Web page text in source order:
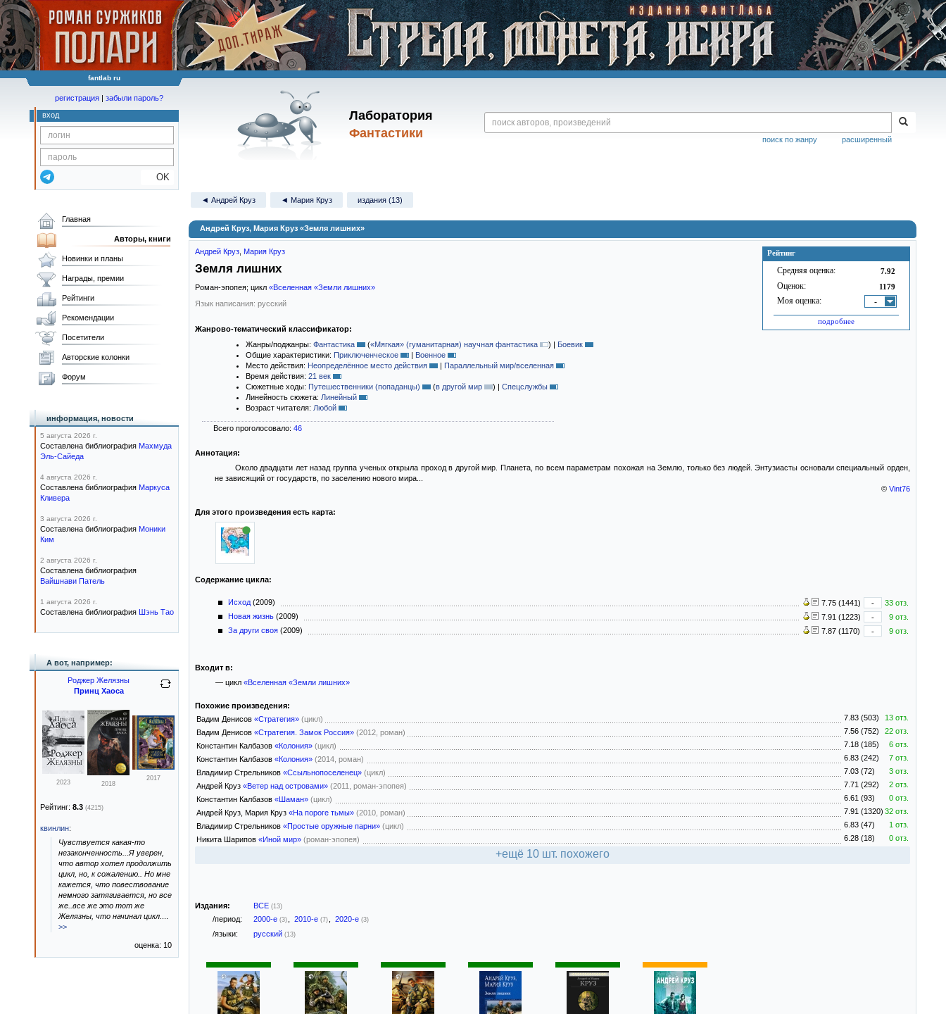
fantlab ru
Лаборатория
Фантастики
расширенный
поиск по жанру
регистрация | забыли пароль?
вход
OK
◄ Андрей Круз ◄ Мария Круз издания (13)
Андрей Круз, Мария Круз «Земля лишних»
Рейтинг
Средняя оценка: 7.92
Оценок: 1179
Моя оценка: -
подробнее
Андрей Круз Мария Круз
Земля лишних
Роман-эпопея; цикл «Вселенная «Земли лишних»
Язык написания: русский
Жанрово-тематический классификатор:
Жанры/поджанры: Фантастика («Мягкая» (гуманитарная) научная фантастика ) | Боевик
Общие характеристики: Приключенческое | Военное
Место действия: Неопределённое место действия | Параллельный мир/вселенная
Время действия: 21 век
Сюжетные ходы: Путешественники (попаданцы) (в другой мир ) | Спецслужбы
Линейность сюжета: Линейный
Возраст читателя: Любой
Всего проголосовало: 46
Аннотация:
Около двадцати лет назад группа ученых открыла проход в другой мир. Планета, по всем параметрам похожая на Землю, только без людей. Энтузиасты основали специальный орден,
не зависящий от государств, по заселению нового мира...
© Vint76
Для этого произведения есть карта:
Содержание цикла:
Исход (2009) 7.75 (1441) -
33 отз.
Новая жизнь (2009) 7.91 (1223) -
9 отз.
За други своя (2009) 7.87 (1170) - 9 отз.
Входит в:
— цикл «Вселенная «Земли лишних»
Похожие произведения:
Вадим Денисов «Стратегия» (цикл) 7.83 (503)
13 отз.
Вадим Денисов «Стратегия. Замок Россия» (2012, роман) 7.56 (752)
22 отз.
Константин Калбазов «Колония» (цикл) 7.18 (185)
6 отз.
Константин Калбазов «Колония» (2014, роман) 6.83 (242)
7 отз.
Владимир Стрельников «Ссыльнопоселенец» (цикл) 7.03 (72)
3 отз.
Андрей Круз «Ветер над островами» (2011, роман-эпопея) 7.71 (292)
2 отз.
Константин Калбазов «Шаман» (цикл) 6.61 (93)
0 отз.
Андрей Круз, Мария Круз «На пороге тьмы» (2010, роман) 7.91 (1320) 32 отз.
Владимир Стрельников «Простые оружные парни» (цикл) 6.83 (47)
1 отз.
Никита Шарипов «Иной мир» (роман-эпопея) 6.28 (18) 0 отз.
+ещё 10 шт. похожего
Издания: ВСЕ (13)
/период: 2000-е (3) 2010-е (7) 2020-е (3)
/языки: русский (13)
Главная
Авторы, книги
Новинки и планы
Награды, премии
Рейтинги
Рекомендации
Посетители
Авторские колонки
Форум
информация, новости
5 августа 2026 г.
Составлена библиография Махмуда
Эль-Сайеда
4 августа 2026 г.
Составлена библиография Маркуса
Кливера
3 августа 2026 г.
Составлена библиография Моники
Ким
2 августа 2026 г.
Составлена библиография
Вайшнави Патель
1 августа 2026 г.
Составлена библиография Шэнь Тао
А вот, например:
Роджер Желязны
Принц Хаоса
2023 2018
2017
Рейтинг: 8.3 (4215)
квинлин:
Чувствуется какая-то
незаконченность...Я уверен,
что автор хотел продолжить
цикл, но, к сожалению.. Но мне
кажется, что повествование
немного затягивается, но все
же..все же это тот же
Желязны, что начинал цикл.
>>
оценка: 10